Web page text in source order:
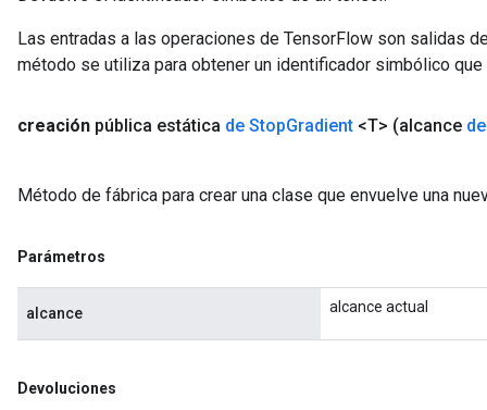
Las entradas a las operaciones de TensorFlow son salidas
método se utiliza para obtener un identificador simbólico
creación pública estática de StopGradient <T> (alcance
Método de fábrica para crear una clase que envuelve una
Parámetros
alcance alcance actual
Devoluciones